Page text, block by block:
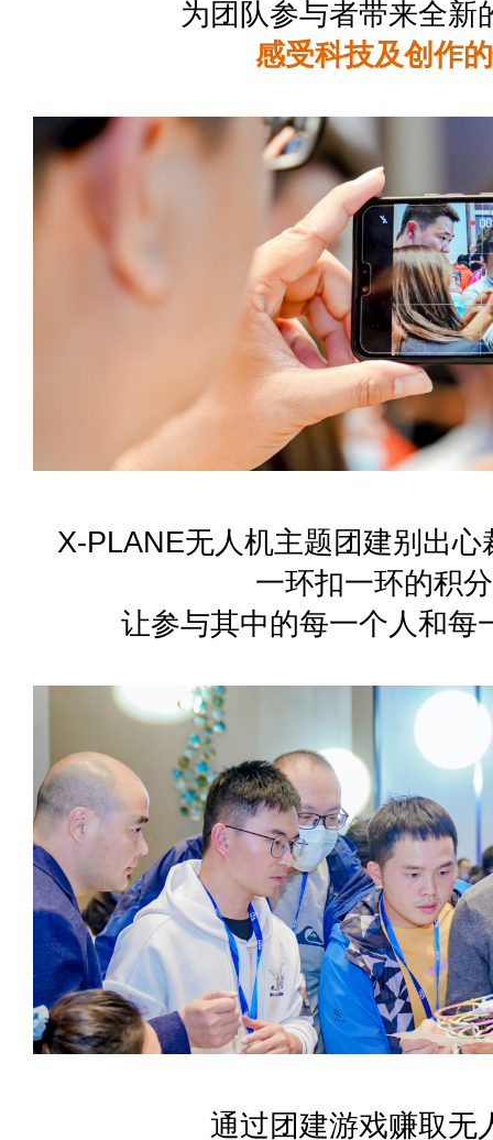
为团队参与者带来全新
感受科技及创作
X-PLANE无人机主题团建别出
一环扣一环的积
让参与其中的每一个人和每
通过团建游戏赚取无